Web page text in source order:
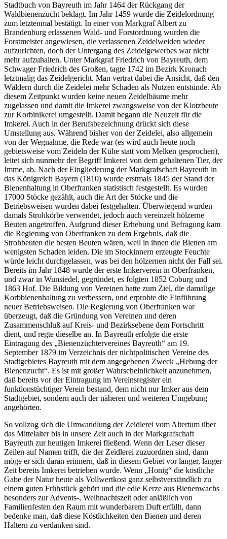
Stadtbuch von Bayreuth im Jahr 1464 der Rückgang der
Waldbienenzucht beklagt. Im Jahr 1459 wurde die Zeidelordnung
zum letztenmal bestätigt. In einer von Markgraf Albert zu
Brandenburg erlassenen Wald- und Forstordnung wurden die
Forstmeister angewiesen, die verlassenen Zeidelweiden wieder
aufzurichten, doch der Untergang des Zeidelgewerbes war nicht
mehr aufzuhalten. Unter Markgraf Friedrich von Bayreuth, dem
Schwager Friedrich des Großen, tagte 1742 im Bezirk Kronach
letztmalig das Zeidelgericht. Man vertrat dabei die Ansicht, daß den
Wäldern durch die Zeidelei mehr Schaden als Nutzen entstünde. Ab
diesem Zeitpunkt wurden keine neuen Zeidelbäume mehr
zugelassen und damit die Imkerei zwangsweise von der Klotzbeute
zur Korbinikerei umgestellt. Damit begann die Neuzeit für die
Imkerei. Auch in der Berufsbezeichnung drückt sich diese
Umstellung aus. Während bisher von der Zeidelei, also allgemein
von der Wegnahme, die Rede war (es wird auch heute noch
gebietsweise vom Zeideln der Kühe statt vom Melken gesprochen),
leitet sich nunmehr der Begriff Imkerei von dem gehaltenen Tier, der
Imme, ab. Nach der Eingliederung der Markgrafschaft Bayreuth in
das Königreich Bayern (1810) wurde erstmals 1845 der Stand der
Bienenhaltung in Oberfranken statistisch festgestellt. Es wurden
17000 Stöcke gezählt, auch die Art der Stöcke und die
Betriebsweisen wurden dabei festgehalten. Überwiegend wurden
damals Strohkörbe verwendet, jedoch auch vereinzelt hölzerne
Beuten angetroffen. Aufgrund dieser Erhebung und Befragung kam
die Regierung von Oberfranken zu dem Ergebnis, daß die
Strohbeuten die besten Beuten wären, weil in ihnen die Bienen am
wenigsten Schaden leiden. Die im Stockinnern erzeugte Feuchte
würde leicht durchgelassen, was bei den hölzernen nicht der Fall sei.
Bereits im Jahr 1848 wurde der erste Imkerverein in Oberfranken,
und zwar in Wunsiedel, gegründet, es folgten 1852 Coburg und
1863 Hof. Die Bildung von Vereinen hatte zum Ziel, die damalige
Korbbienenhaltung zu verbessern, und erprobte die Einführung
neuer Betriebsweisen. Die Regierung von Oberfranken war
überzeugt, daß die Gründung von Vereinen und deren
Zusammenschluß auf Kreis- und Bezirksebene dem Fortschritt
dient, und regte dieselbe an. In Bayreuth erfolgte die erste
Eintragung des „Bienenzüchtervereines Bayreuth“ am 19.
September 1879 im Verzeichnis der nichtpolitischen Vereine des
Stadtgebietes Bayreuth mit dem angegebenen Zweck „Hebung der
Bienenzucht“. Es ist mit großer Wahrscheinlichkeit anzunehmen,
daß bereits vor der Eintragung im Vereinsregister ein
funktionstüchtiger Verein bestand, dem nicht nur Imker aus dem
Stadtgebiet, sondern auch der näheren und weiteren Umgebung
angehörten.
So vollzog sich die Umwandlung der Zeidlerei vom Altertum über
das Mittelalter bis in unsere Zeit auch in der Markgrafschaft
Bayreuth zur heutigen Imkerei fließend. Wenn der Leser dieser
Zeilen auf Namen trifft, die der Zeidlerei zuzuordnen sind, dann
möge er sich daran erinnern, daß in diesem Gebiet vor langer, langer
Zeit bereits Imkerei betrieben wurde. Wenn „Honig“ die köstliche
Gabe der Natur heute als Vollwertkost ganz selbstverständlich zu
einem guten Frühstück gehört und die edle Kerze aus Bienenwachs
besonders zur Advents-, Weihnachtszeit oder anläßlich von
Familienfesten den Raum mit wunderbarem Duft erfüllt, dann
bedenke man, daß diese Köstlichkeiten den Bienen und deren
Haltern zu verdanken sind.